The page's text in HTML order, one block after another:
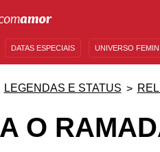
DATAS ESPECIAIS UNIVERSO
LEGENDAS E STATUS
O